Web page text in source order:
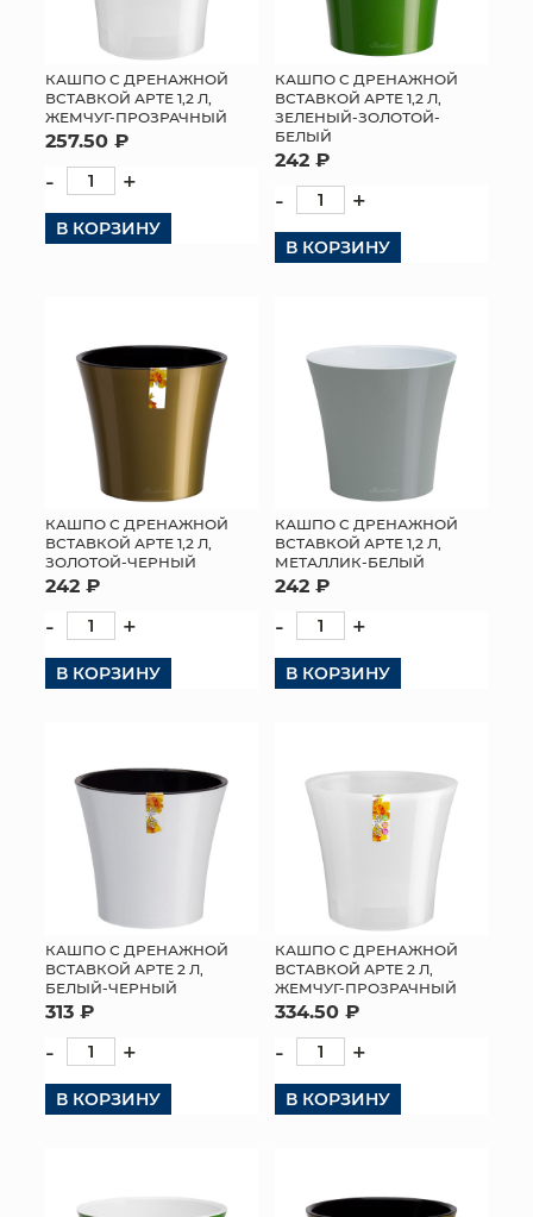
КАШПО С ДРЕНАЖНОЙ
ВСТАВКОЙ АРТЕ 1,2 Л,
ЖЕМЧУГ-ПРОЗРАЧНЫЙ
257.50 ₽
- +
В КОРЗИНУ
КАШПО С ДРЕНАЖНОЙ
ВСТАВКОЙ АРТЕ 1,2 Л,
ЗЕЛЕНЫЙ-ЗОЛОТОЙ-
БЕЛЫЙ
242 ₽
- +
В КОРЗИНУ
КАШПО С ДРЕНАЖНОЙ
ВСТАВКОЙ АРТЕ 1,2 Л,
ЗОЛОТОЙ-ЧЕРНЫЙ
242 ₽
- +
В КОРЗИНУ
КАШПО С ДРЕНАЖНОЙ
ВСТАВКОЙ АРТЕ 1,2 Л,
МЕТАЛЛИК-БЕЛЫЙ
242 ₽
- +
В КОРЗИНУ
КАШПО С ДРЕНАЖНОЙ
ВСТАВКОЙ АРТЕ 2 Л,
БЕЛЫЙ-ЧЕРНЫЙ
313 ₽
- +
В КОРЗИНУ
КАШПО С ДРЕНАЖНОЙ
ВСТАВКОЙ АРТЕ 2 Л,
ЖЕМЧУГ-ПРОЗРАЧНЫЙ
334.50 ₽
- +
В КОРЗИНУ